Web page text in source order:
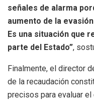
señales de alarma
aumento de la
Es una situación que
parte del Estado”,
Finalmente, el director
de la recaudación
precisos para evaluar